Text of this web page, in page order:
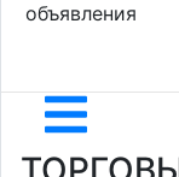
объявления